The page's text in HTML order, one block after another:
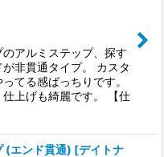
アルミステップ、探す
非貫通タイプ。 カスタ
てる感ばっちりです。
上げも綺麗です。 【仕
(エンド貫通) [デイトナ